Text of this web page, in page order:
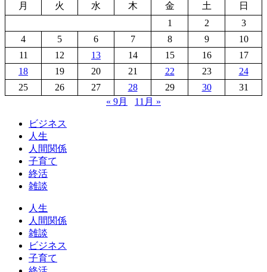
月
火 水 木 金 土
日
1
2
3
4
5 6 7 8 9
10
11
12 13 14 15 16
17
18
19 20 21 22 23
24
25
26 27 28 29 30
31
« 9月
11月 »
ビジネス
人生
人間関係
子育て
終活
雑談
人生
人間関係
雑談
ビジネス
子育て